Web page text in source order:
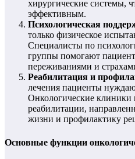
хирургические системы,
эффективным.
Психологическая
только физическое
Специалисты по
группы помогают
переживаниями и
Реабилитация и
лечения пациенты
Онкологические
реабилитации,
жизни и профилактику
Основные функции